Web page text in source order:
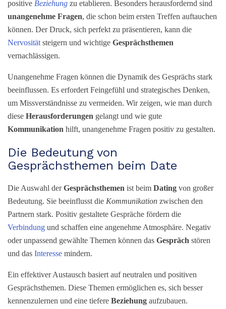
positive Beziehung zu etablieren. Besonders herausfordernd sind
unangenehme Fragen, die schon beim ersten Treffen auftauchen
können. Der Druck, sich perfekt zu präsentieren, kann die
Nervosität steigern und wichtige Gesprächsthemen
vernachlässigen.
Unangenehme Fragen können die Dynamik des Gesprächs stark
beeinflussen. Es erfordert Feingefühl und strategisches Denken,
um Missverständnisse zu vermeiden. Wir zeigen, wie man durch
diese Herausforderungen gelangt und wie gute
Kommunikation hilft, unangenehme Fragen positiv zu gestalten.
Die Bedeutung von
Gesprächsthemen beim Date
Die Auswahl derGesprächsthemen ist beim Dating von großer
Bedeutung. Sie beeinflusst die Kommunikation zwischen den
Partnern stark. Positiv gestaltete Gespräche fördern die
Verbindung und schaffen eine angenehme Atmosphäre. Negativ
oder unpassend gewählte Themen können das Gespräch stören
und das Interesse mindern.
Ein effektiver Austausch basiert auf neutralen und positiven
Gesprächsthemen. Diese Themen ermöglichen es, sich besser
kennenzulernen und eine tiefere Beziehung aufzubauen.